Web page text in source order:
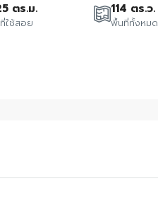
ตร.ม.
ใช้สอย
114 ตร.ว.
พื้นที่ทั้งหมด